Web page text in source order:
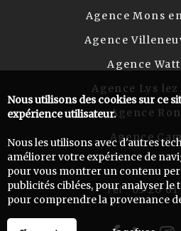
Agence Mons
Agence
Agence
Agence Lys
Agence
Agence
Tel :03 20
Nous utilisons des cookies sur ce
expérience utilisateur.
Nous les utilisons avec d'autres
améliorer votre expérience de
pour vous montrer un contenu
publicités ciblées, pour analyser le
pour comprendre la provenance